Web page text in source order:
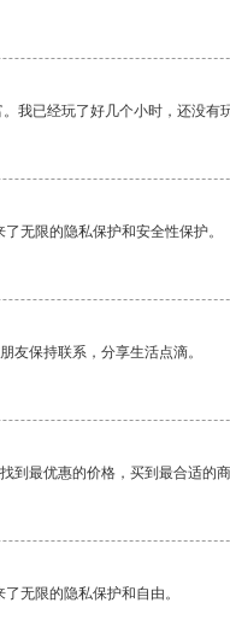
我已经玩了好几个小时，还没有玩
无限的隐私保护和安全性保护。
友保持联系，分享生活点滴。
到最优惠的价格，买到最合适的商
无限的隐私保护和自由。